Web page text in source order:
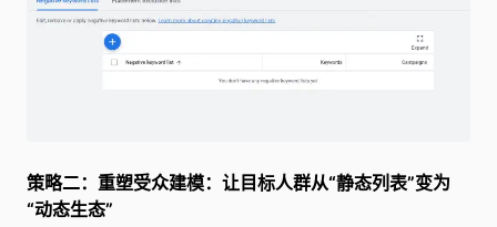
策略二：重塑受众建模：让目标人群从“静态列表”变为
“动态生态”